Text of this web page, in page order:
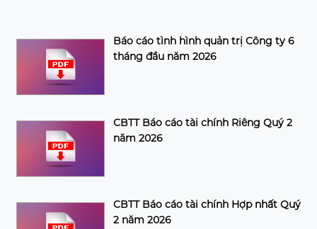
Báo cáo tình hình quản trị Công ty 6
tháng đầu năm 2026
CBTT Báo cáo tài chính Riêng Quý 2
năm 2026
CBTT Báo cáo tài chính Hợp nhất Quý
2 năm 2026